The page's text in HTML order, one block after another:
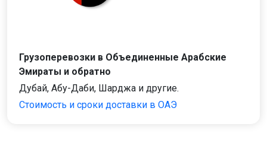
Грузоперевозки в Объединенные Арабские
Эмираты и обратно
Дубай, Абу-Даби, Шарджа и другие.
Стоимость и сроки доставки в ОАЭ